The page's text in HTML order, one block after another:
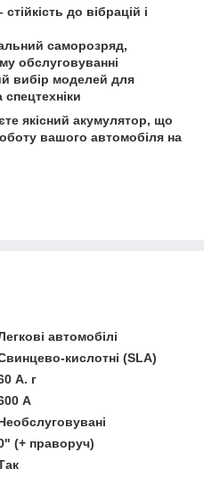
до вібрацій і
саморозряд,
обслуговуванні
вибір моделей для
якісний акумулятор, що
вашого автомобіля на
автомобілі
кислотні (SLA)
А. г
А
(+ праворуч)